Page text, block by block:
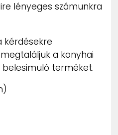
lényeges számunkra
kérdésekre
a konyhai
terméket.